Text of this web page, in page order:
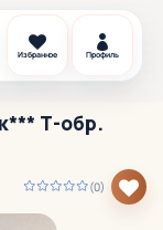
Избранное Профиль
Т-обр.
(0)